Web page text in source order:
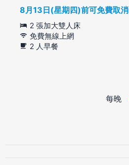
8月13日(星期四)前可免費取消
2 張加大雙人床
免費無線上網
2 人早餐
每晚